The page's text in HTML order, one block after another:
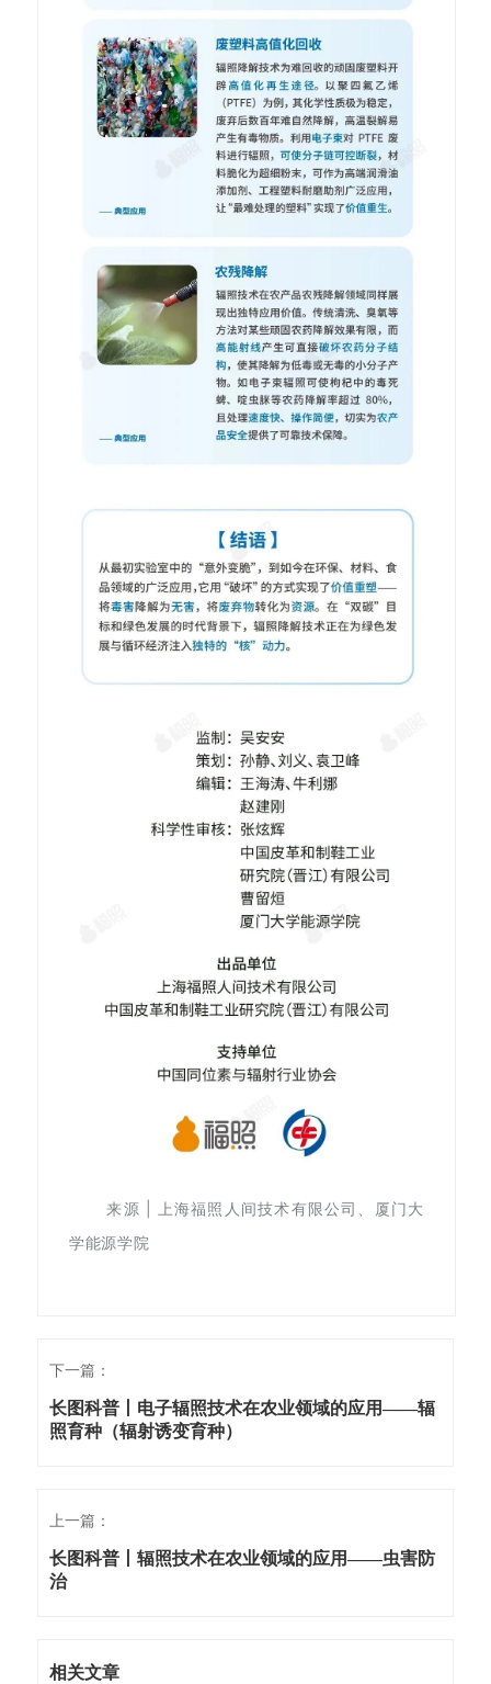
来源 | 上海福照人间技术有限公司、厦门大
学能源学院
下一篇：
长图科普丨电子辐照技术在农业领域的应用——辐
照育种（辐射诱变育种）
上一篇：
长图科普丨辐照技术在农业领域的应用——虫害防
治
相关文章